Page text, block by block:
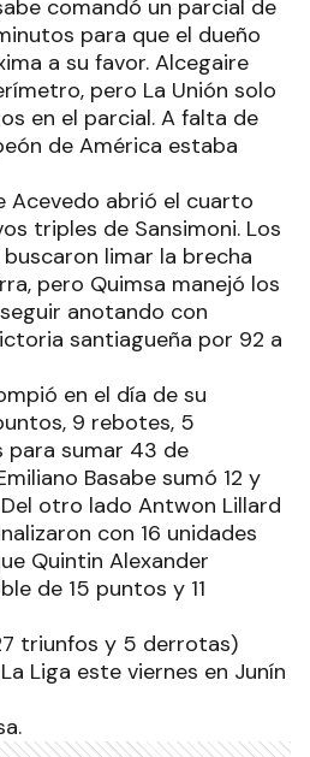
comandó un parcial de
para que el dueño
a su favor. Alcegaire
pero La Unión solo
en el parcial. A falta de
de América estaba
Acevedo abrió el cuarto
triples de Sansimoni. Los
limar la brecha
pero Quimsa manejó los
anotando con
santiagueña por 92 a
en el día de su
9 rebotes, 5
para sumar 43 de
Basabe sumó 12 y
Del otro lado Antwon Lillard
con 16 unidades
Quintin Alexander
de 15 puntos y 11
triunfos y 5 derrotas)
Liga este viernes en Junín